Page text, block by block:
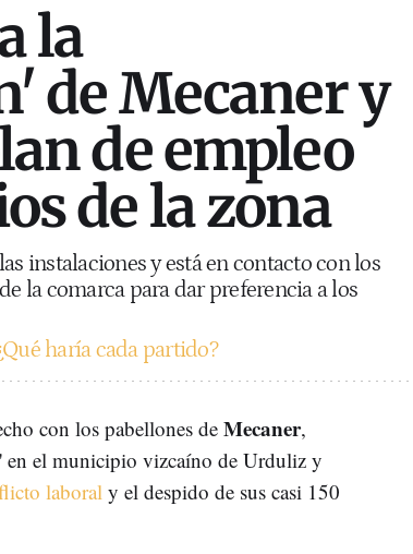
la
de Mecaner y
de empleo
de la zona
instalaciones y está en contacto con los
la comarca para dar preferencia a los
haría cada partido?
con los pabellones de Mecaner,
en el municipio vizcaíno de Urduliz y
laboral y el despido de sus casi 150